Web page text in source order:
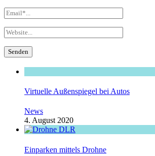
Virtuelle Außenspiegel bei Autos
News
4. August 2020
Einparken mittels Drohne